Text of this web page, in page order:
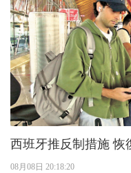
西班
08月08日 20:18:20